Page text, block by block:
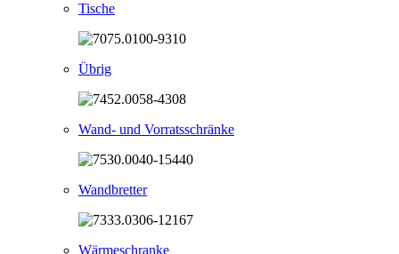
Tische
Übrig
Wand- und Vorratsschränke
Wandbretter
Wärmeschranke